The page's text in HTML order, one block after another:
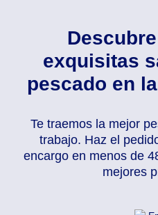
exquisitas
pescado en
Te traemos la mejor
trabajo. Haz el
encargo en menos de
mejores